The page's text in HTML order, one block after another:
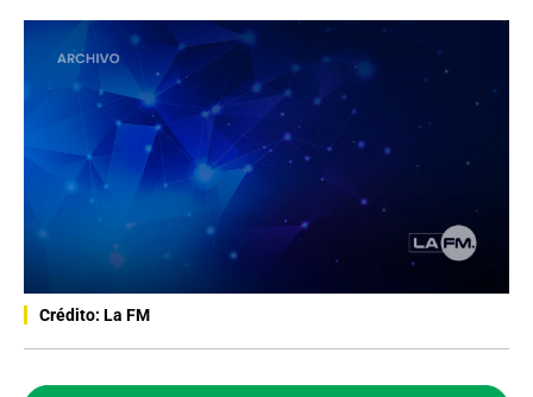
Crédito: La FM